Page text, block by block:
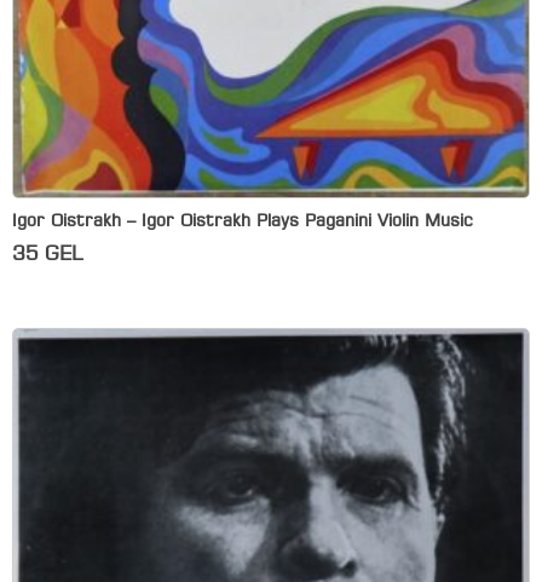
Igor Oistrakh – Igor Oistrakh Plays Paganini Violin Music
35 GEL